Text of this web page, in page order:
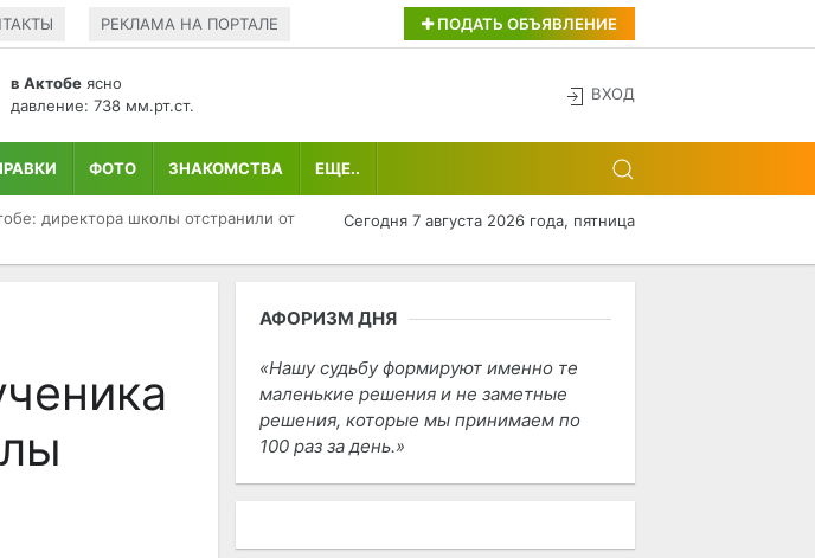
РЕКЛАМА НА ПОРТАЛЕ ПОДАТЬ ОБЪЯВЛЕНИЕ
в Актобе ясно
давление: 738 мм.рт.ст.
ВХОД
ФОТО ЗНАКОМСТВА ЕЩЕ..
директора школы отстранили от
Сегодня 7 августа 2026 года, пятница
АФОРИЗМ ДНЯ
Нашу судьбу формируют именно те
маленькие решения и не заметные
решения, которые мы принимаем по
100 раз за день.